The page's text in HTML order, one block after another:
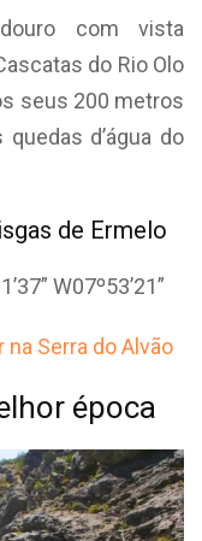
com vista
do Rio Olo
seus 200 metros
d’água do
de Ermelo
W07º53’21”
Serra do Alvão
época